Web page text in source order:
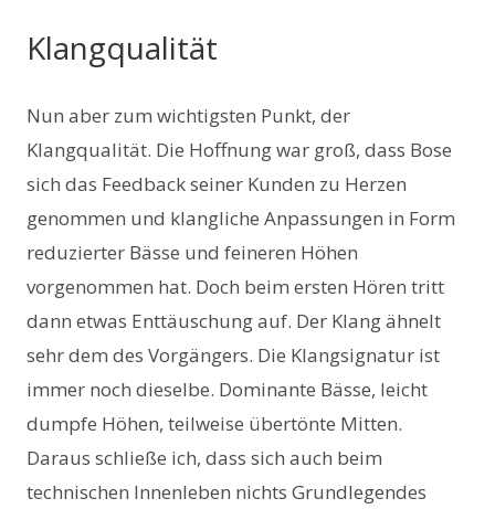
Klangqualität
Nun aber zum wichtigsten Punkt, der
Klangqualität. Die Hoffnung war groß, dass Bose
sich das Feedback seiner Kunden zu Herzen
genommen und klangliche Anpassungen in Form
reduzierter Bässe und feineren Höhen
vorgenommen hat. Doch beim ersten Hören tritt
dann etwas Enttäuschung auf. Der Klang ähnelt
sehr dem des Vorgängers. Die Klangsignatur ist
immer noch dieselbe. Dominante Bässe, leicht
dumpfe Höhen, teilweise übertönte Mitten.
Daraus schließe ich, dass sich auch beim
technischen Innenleben nichts Grundlegendes